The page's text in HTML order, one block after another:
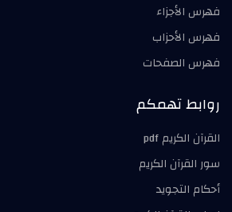
فهرس الأجزاء
فهرس الأحزاب
فهرس الصفحات
روابط تهمكم
القرآن الكريم pdf
سور القرآن الكريم
أحكام التجويد